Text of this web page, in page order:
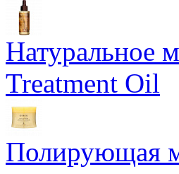
Натуральное
Treatment Oil
Полирующая